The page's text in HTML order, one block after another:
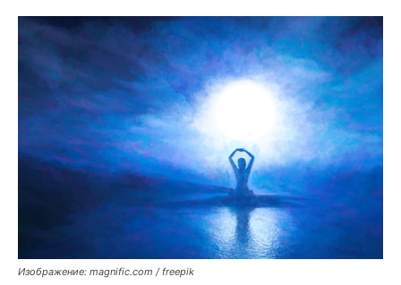
Изображение: magnific.com / freepik